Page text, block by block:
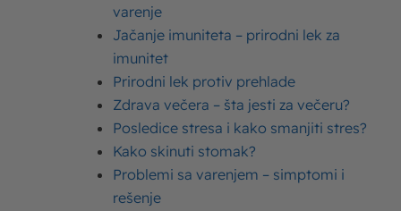
varenje
Jačanje imuniteta – prirodni lek za
imunitet
Prirodni lek protiv prehlade
Zdrava večera – šta jesti za večeru?
Posledice stresa i kako smanjiti stres?
Kako skinuti stomak?
Problemi sa varenjem – simptomi i
rešenje